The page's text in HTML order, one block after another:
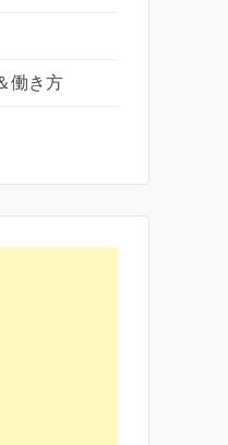
働き方